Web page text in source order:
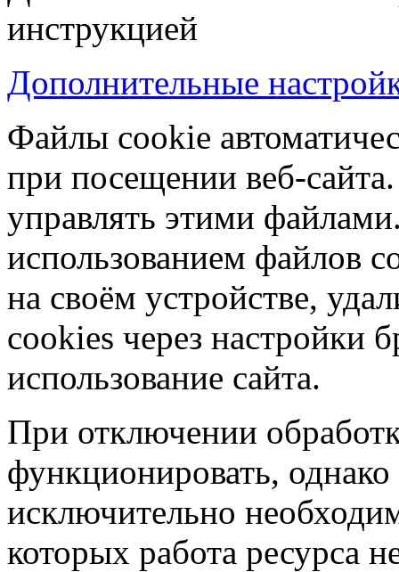
инструкцией
Дополнительные
Файлы cookie
при посещении веб-
управлять этими
использованием файлов
на своём устройстве,
cookies через настройки
использование сайта.
При отключении
функционировать, однако
исключительно
которых работа ресурса